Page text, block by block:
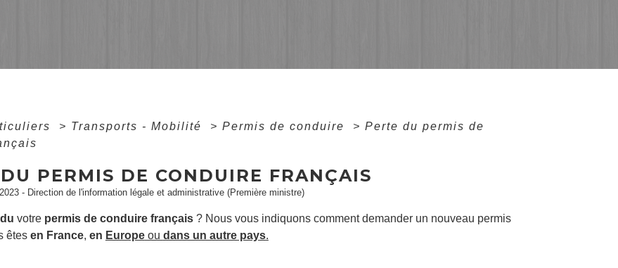
> Transports - Mobilité > Permis de conduire > Perte du permis de
PERMIS DE CONDUIRE FRANÇAIS
- Direction de l'information légale et administrative (Première ministre)
votre permis de conduire français? Nous vous indiquons comment demander un nouveau permis
êtes en France, en Europeou dans un autre pays.